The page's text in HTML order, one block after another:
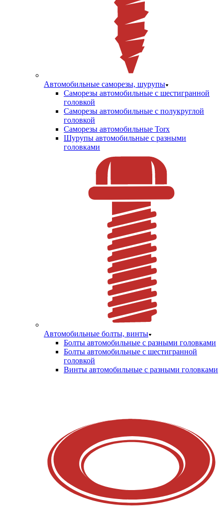
Автомобильные саморезы, шурупы
Саморезы автомобильные с шестигранной
головкой
Саморезы автомобильные с полукруглой
головкой
Саморезы автомобильные Torx
Шурупы автомобильные с разными
головками
Автомобильные болты, винты
Болты автомобильные с разными головками
Болты автомобильные с шестигранной
головкой
Винты автомобильные с разными головками